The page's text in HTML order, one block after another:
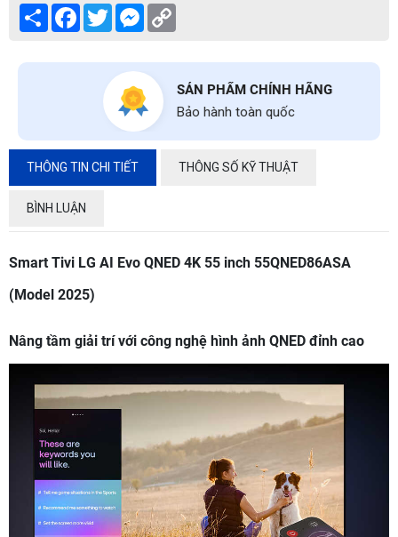
Share Facebook
TwitterMessenger
SẢN PHẨM CHÍNH HÃNG
Bảo hành toàn quốc
THÔNG TIN CHI TIẾT THÔNG SỐ KỸ THUẬT
BÌNH LUẬN
Smart Tivi LG AI Evo QNED 4K 55 inch 55QNED86ASA
(Model 2025)
Nâng tầm giải trí với công nghệ hình ảnh QNED đỉnh cao